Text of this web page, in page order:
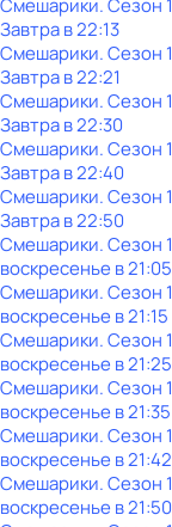
Смешарики. Сезон 1
Завтра в 22:13
Смешарики. Сезон 1
Завтра в 22:21
Смешарики. Сезон 1
Завтра в 22:30
Смешарики. Сезон 1
Завтра в 22:40
Смешарики. Сезон 1
Завтра в 22:50
Смешарики. Сезон 1
воскресенье в21:05
Смешарики. Сезон 1
воскресенье в21:15
Смешарики. Сезон 1
воскресенье в21:25
Смешарики. Сезон 1
воскресенье в21:35
Смешарики. Сезон 1
воскресенье в21:42
Смешарики. Сезон 1
воскресенье в21:50